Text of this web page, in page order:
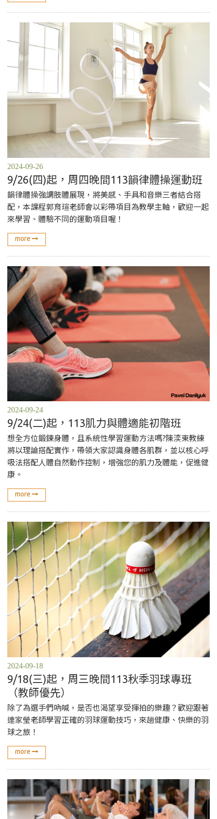
2024-09-26
9/26(四)起，周四晚間113韻律體操運動班
韻律體操強調肢體展現，將美感、手具和音樂三者結合搭
配，本課程郭育瑄老師會以彩帶項目為教學主軸，歡迎一起
來學習、體驗不同的運動項目喔！
more
2024-09-24
9/24(二)起，113肌力與體適能初階班
想全方位鍛鍊身體，且系統性學習運動方法嗎?陳湙東教練
將以理論搭配實作，帶領大家認識身體各肌群，並以核心呼
吸法搭配人體自然動作控制，增強您的肌力及體能，促進健
康。
more
2024-09-18
9/18(三)起，周三晚間113秋季羽球專班
（教師優先）
除了為選手們吶喊，是否也渴望享受揮拍的樂趣？歡迎跟著
連家瑩老師學習正確的羽球運動技巧，來趟健康、快樂的羽
球之旅！
more